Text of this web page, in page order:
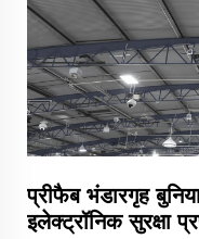
प्रीफैब भंडारगृह
इलेक्ट्रॉनिक सुरक्षा